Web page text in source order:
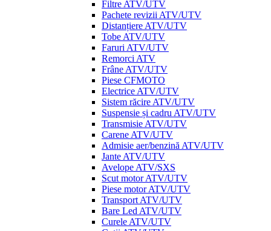
Filtre ATV/UTV
Pachete revizii ATV/UTV
Distanțiere ATV/UTV
Tobe ATV/UTV
Faruri ATV/UTV
Remorci ATV
Frâne ATV/UTV
Piese CFMOTO
Electrice ATV/UTV
Sistem răcire ATV/UTV
Suspensie și cadru ATV/UTV
Transmisie ATV/UTV
Carene ATV/UTV
Admisie aer/benzină ATV/UTV
Jante ATV/UTV
Avelope ATV/SXS
Scut motor ATV/UTV
Piese motor ATV/UTV
Transport ATV/UTV
Bare Led ATV/UTV
Curele ATV/UTV